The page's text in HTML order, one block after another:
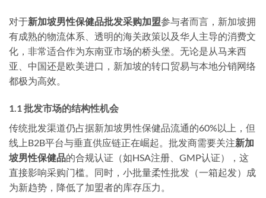
对于新加坡男性保健品批发采购加盟参与者而言，新加坡拥
有成熟的物流体系、透明的海关政策以及华人主导的消费文
化，非常适合作为东南亚市场的桥头堡。无论是从马来西
亚、中国还是欧美进口，新加坡的转口贸易与本地分销网络
都极为高效。
1.1 批发市场的结构性机会
传统批发渠道仍占据新加坡男性保健品流通的60%以上，但
线上B2B平台与垂直供应链正在崛起。批发商需要关注新加
坡男性保健品的合规认证（如HSA注册、GMP认证），这
直接影响采购门槛。同时，小批量柔性批发（一箱起发）成
为新趋势，降低了加盟者的库存压力。